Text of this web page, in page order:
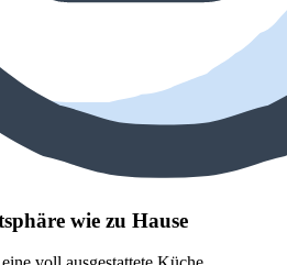
wie zu Hause